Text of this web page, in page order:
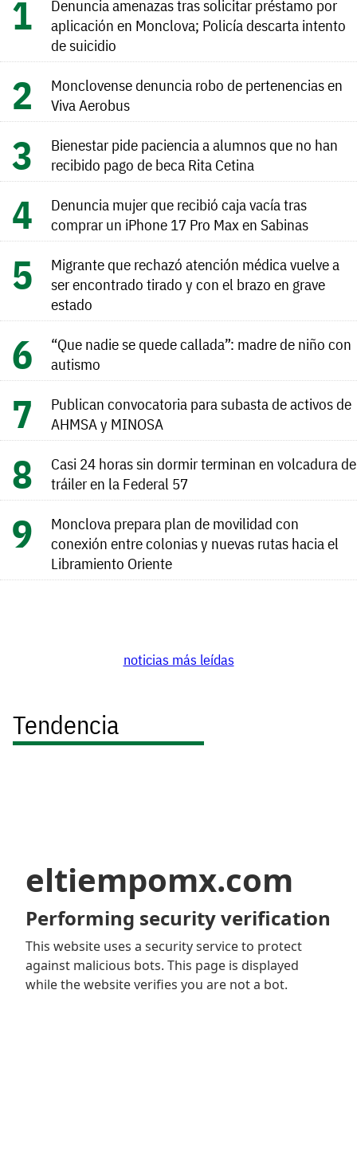
Denuncia amenazas tras solicitar préstamo por
aplicación en Monclova; Policía descarta intento
de suicidio
Monclovense denuncia robo de pertenencias en
Viva Aerobus
Bienestar pide paciencia a alumnos que no han
recibido pago de beca Rita Cetina
Denuncia mujer que recibió caja vacía tras
comprar un iPhone 17 Pro Max en Sabinas
Migrante que rechazó atención médica vuelve a
ser encontrado tirado y con el brazo en grave
estado
“Que nadie se quede callada”: madre de niño con
autismo
Publican convocatoria para subasta de activos de
AHMSA y MINOSA
Casi 24 horas sin dormir terminan en volcadura de
tráiler en la Federal 57
Monclova prepara plan de movilidad con
conexión entre colonias y nuevas rutas hacia el
Libramiento Oriente
noticias más leídas
Tendencia